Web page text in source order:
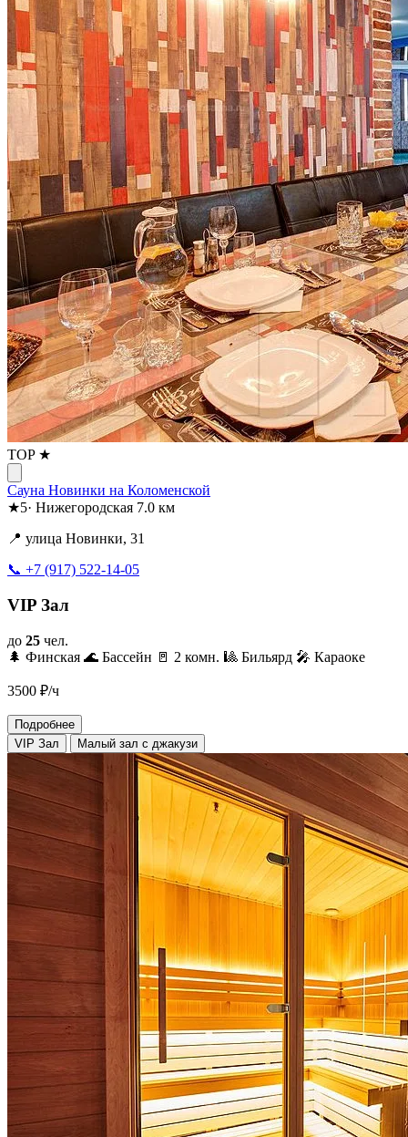
TOP ★
Сауна Новинки на Коломенской
★5· Нижегородская 7.0 км
📍 улица Новинки, 31
📞 +7 (917) 522-14-05
VIP Зал
до 25 чел.
🌲 Финская 🌊 Бассейн 🚪 2 комн. 🎱 Бильярд 🎤 Караоке
3500 ₽/ч
Подробнее
VIP Зал
Малый зал с джакузи